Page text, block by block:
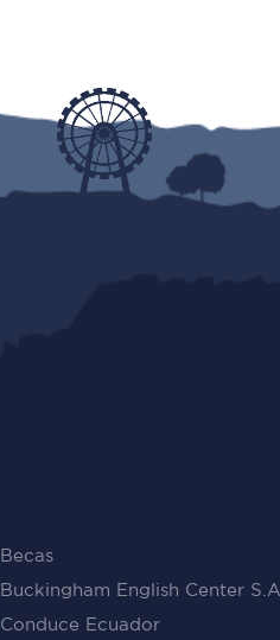
Becas
Buckingham English Center S.A
Conduce Ecuador